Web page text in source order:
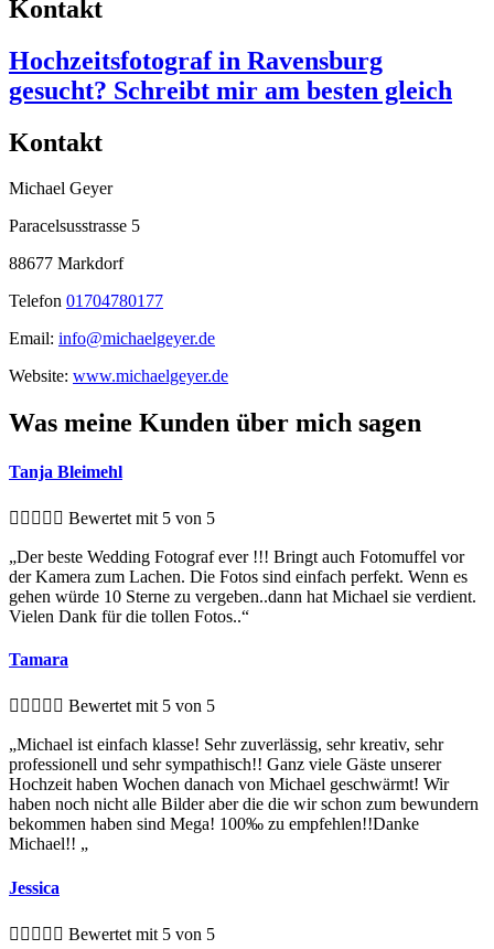
Kontakt
Hochzeitsfotograf in Ravensburg
gesucht? Schreibt mir am besten gleich
Kontakt
Michael Geyer
Paracelsusstrasse 5
88677 Markdorf
Telefon 01704780177
Email: info@michaelgeyer.de
Website: www.michaelgeyer.de
Was meine Kunden über mich sagen
Tanja Bleimehl
     Bewertet mit 5 von 5
„Der beste Wedding Fotograf ever !!! Bringt auch Fotomuffel vor
der Kamera zum Lachen. Die Fotos sind einfach perfekt. Wenn es
gehen würde 10 Sterne zu vergeben..dann hat Michael sie verdient.
Vielen Dank für die tollen Fotos..“
Tamara
     Bewertet mit 5 von 5
„Michael ist einfach klasse! Sehr zuverlässig, sehr kreativ, sehr
professionell und sehr sympathisch!! Ganz viele Gäste unserer
Hochzeit haben Wochen danach von Michael geschwärmt! Wir
haben noch nicht alle Bilder aber die die wir schon zum bewundern
bekommen haben sind Mega! 100‰ zu empfehlen!!Danke
Michael!! „
Jessica
     Bewertet mit 5 von 5